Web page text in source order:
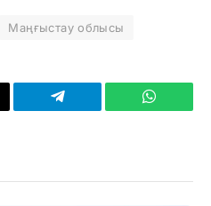
Маңғыстау облысы
Telegram